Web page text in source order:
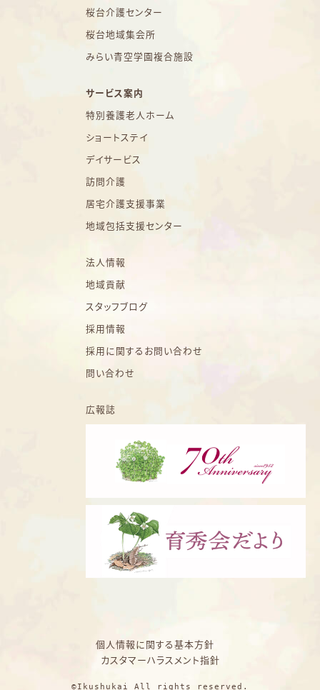
桜台介護センター
桜台地域集会所
みらい青空学園複合施設
サービス案内
特別養護老人ホーム
ショートステイ
デイサービス
訪問介護
居宅介護支援事業
地域包括支援センター
法人情報
地域貢献
スタッフブログ
採用情報
採用に関するお問い合わせ
問い合わせ
広報誌
個人情報に関する基本方針
カスタマーハラスメント指針
©Ikushukai All rights reserved.